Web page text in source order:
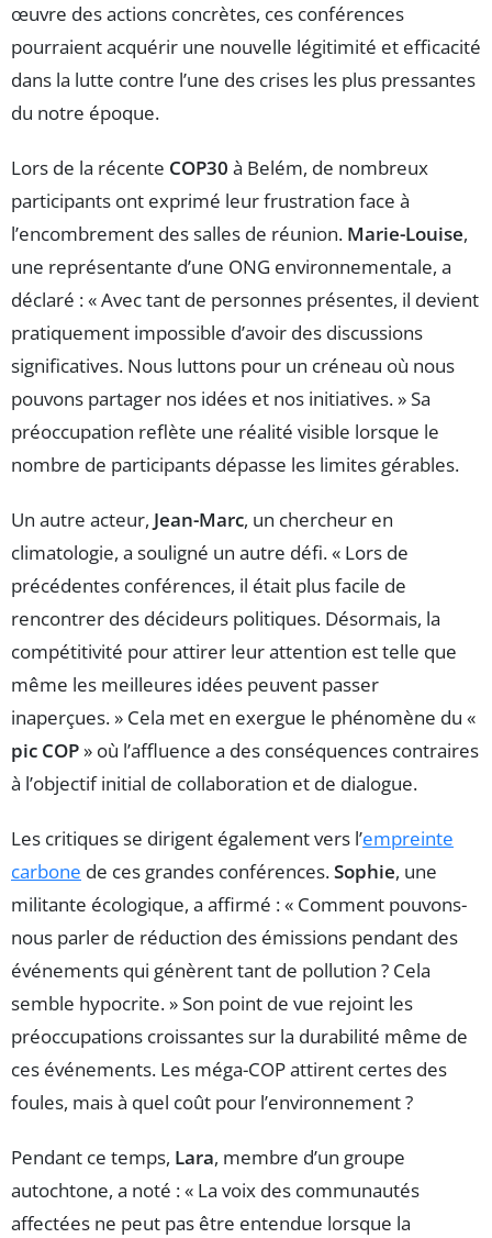
œuvre des actions concrètes, ces conférences
pourraient acquérir une nouvelle légitimité et efficacité
dans la lutte contre l’une des crises les plus pressantes
du notre époque.
Lors de la récente COP30 à Belém, de nombreux
participants ont exprimé leur frustration face à
l’encombrement des salles de réunion. Marie-Louise,
une représentante d’une ONG environnementale, a
déclaré : « Avec tant de personnes présentes, il devient
pratiquement impossible d’avoir des discussions
significatives. Nous luttons pour un créneau où nous
pouvons partager nos idées et nos initiatives. » Sa
préoccupation reflète une réalité visible lorsque le
nombre de participants dépasse les limites gérables.
Un autre acteur, Jean-Marc, un chercheur en
climatologie, a souligné un autre défi. « Lors de
précédentes conférences, il était plus facile de
rencontrer des décideurs politiques. Désormais, la
compétitivité pour attirer leur attention est telle que
même les meilleures idées peuvent passer
inaperçues. » Cela met en exergue le phénomène du «
pic COP» où l’affluence a des conséquences contraires
à l’objectif initial de collaboration et de dialogue.
Les critiques se dirigent également vers l’empreinte
carbone de ces grandes conférences.Sophie, une
militante écologique, a affirmé : « Comment pouvons-
nous parler de réduction des émissions pendant des
événements qui génèrent tant de pollution ? Cela
semble hypocrite. » Son point de vue rejoint les
préoccupations croissantes sur la durabilité même de
ces événements. Les méga-COP attirent certes des
foules, mais à quel coût pour l’environnement ?
Pendant ce temps, Lara, membre d’un groupe
autochtone, a noté : « La voix des communautés
affectées ne peut pas être entendue lorsque la